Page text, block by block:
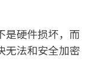
是硬件损坏，而
无法和安全加密